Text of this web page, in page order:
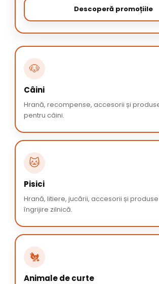
Descoperă promoțiile
🐶
Câini
Hrană, recompense, accesorii și
pentru câini.
🐱
Pisici
Hrană, litiere, jucării, accesorii și
îngrijire zilnică.
🐔
Animale de curte